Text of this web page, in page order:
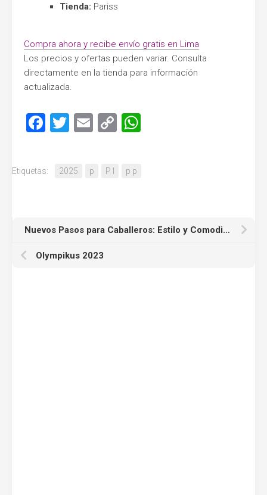
Tienda: Pariss
Compra ahora y recibe envío gratis en Lima
Los precios y ofertas pueden variar. Consulta
directamente en la tienda para información
actualizada.
Facebook
Twitter
Email
Copy
Etiquetas: 2025 p P l p p
Nuevos Pasos para Caballeros: Estilo y Comodidad en Prima…
Olympikus 2023